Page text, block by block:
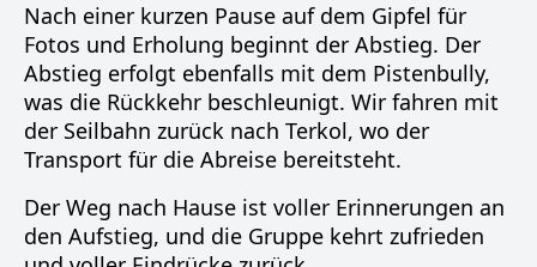
Nach einer kurzen Pause auf dem Gipfel für
Fotos und Erholung beginnt der Abstieg. Der
Abstieg erfolgt ebenfalls mit dem Pistenbully,
was die Rückkehr beschleunigt. Wir fahren mit
der Seilbahn zurück nach Terkol, wo der
Transport für die Abreise bereitsteht.
Der Weg nach Hause ist voller Erinnerungen an
den Aufstieg, und die Gruppe kehrt zufrieden